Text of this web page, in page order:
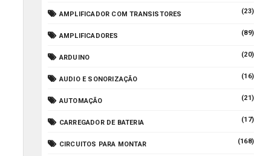
AMPLIFICADOR COM TRANSISTORES (23)
AMPLIFICADORES (89)
ARDUINO (20)
AUDIO E SONORIZAÇÃO (16)
AUTOMAÇÃO (21)
CARREGADOR DE BATERIA (17)
CIRCUITOS PARA MONTAR (168)